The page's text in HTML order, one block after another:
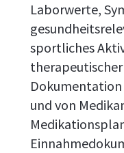
Laborwerte,
sportliches
und von